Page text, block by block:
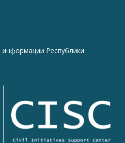
Республики